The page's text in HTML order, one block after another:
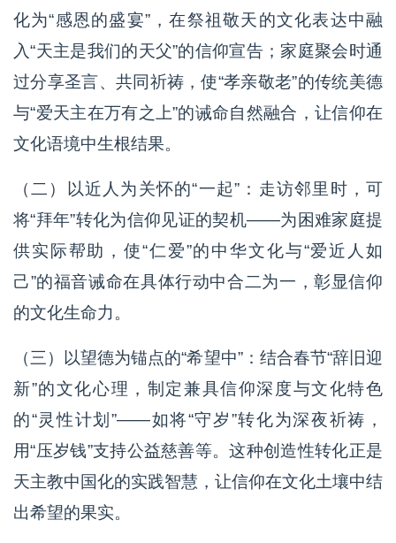
化为“感恩的盛宴”，在祭祖敬天的文化表达中融
入“天主是我们的天父”的信仰宣告；家庭聚会时通
过分享圣言、共同祈祷，使“孝亲敬老”的传统美德
与“爱天主在万有之上”的诫命自然融合，让信仰在
文化语境中生根结果。
（二）以近人为关怀的“一起”：走访邻里时，可
将“拜年”转化为信仰见证的契机——为困难家庭提
供实际帮助，使“仁爱”的中华文化与“爱近人如
己”的福音诫命在具体行动中合二为一，彰显信仰
的文化生命力。
（三）以望德为锚点的“希望中”：结合春节“辞旧迎
新”的文化心理，制定兼具信仰深度与文化特色
的“灵性计划”——如将“守岁”转化为深夜祈祷，
用“压岁钱”支持公益慈善等。这种创造性转化正是
天主教中国化的实践智慧，让信仰在文化土壤中结
出希望的果实。